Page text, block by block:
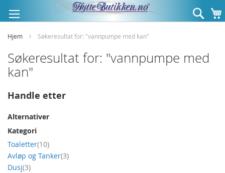
til
innhold
Søk
Hjem Søkeresultat for: "vannpumpe med kan"
Søkeresultat for: "vannpumpe med
kan"
Handle etter
Alternativer
Kategori
Toaletter 10produkt
Avløp og Tanker 3produkt
Dusj 3produkt